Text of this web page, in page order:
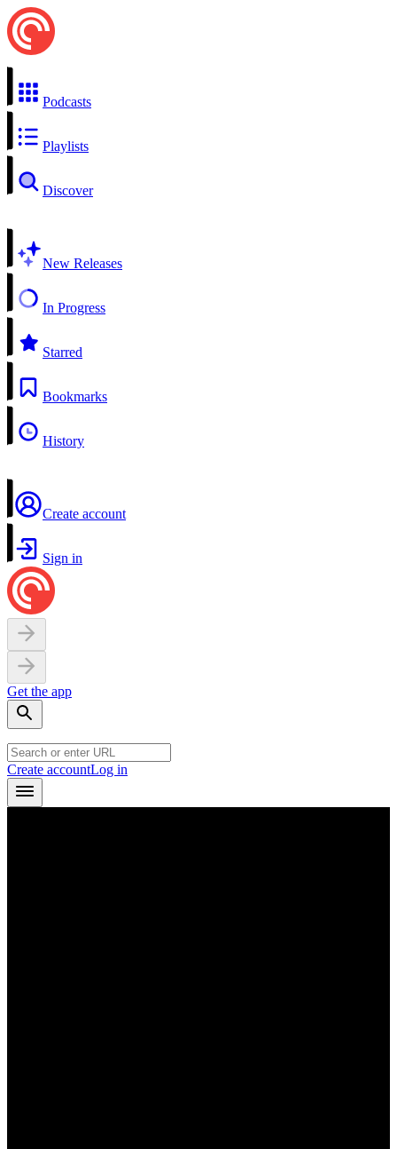
Podcasts
Playlists
Discover
New Releases
In Progress
Starred
Bookmarks
History
Create account
Sign in
Get the app
Create accountLog in